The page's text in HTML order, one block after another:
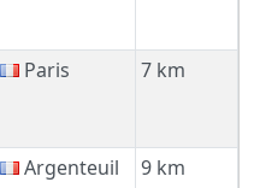
Paris 7 km
Argenteuil 9 km